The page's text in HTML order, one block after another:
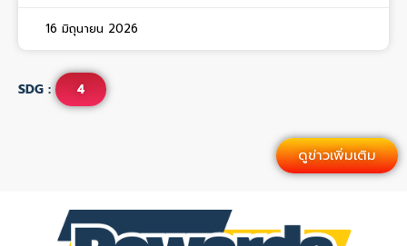
16 มิถุนายน 2026
SDG : 4
ดูข่าวเพิ่มเติม